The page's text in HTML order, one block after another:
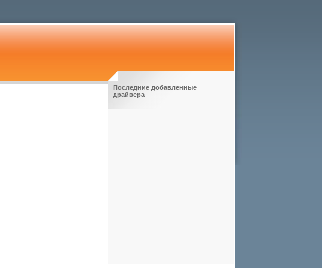
Последние добавленные
драйвера